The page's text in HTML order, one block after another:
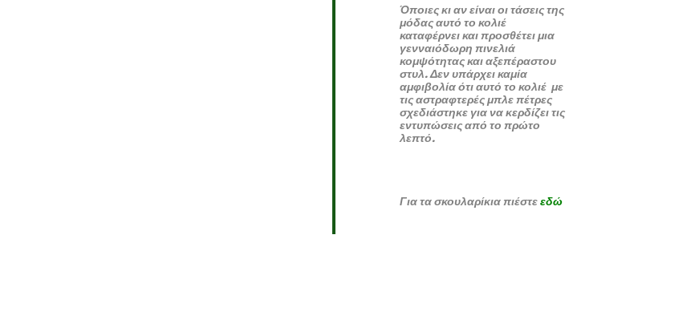
Όποιες κι αν είναι οι τάσεις της
μόδας αυτό το κολιέ
καταφέρνει και προσθέτει μια
γενναιόδωρη πινελιά
κομψότητας και αξεπέραστου
στυλ. Δεν υπάρχει καμία
αμφιβολία ότι αυτό το κολιέ με
τις αστραφτερές μπλε πέτρες
σχεδιάστηκε για να κερδίζει τις
εντυπώσεις από το πρώτο
λεπτό.
Για τα σκουλαρίκια πιέστεεδώ